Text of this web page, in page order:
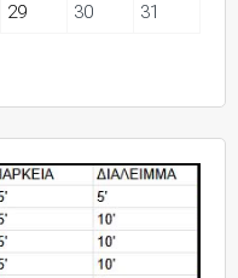
29 30 31